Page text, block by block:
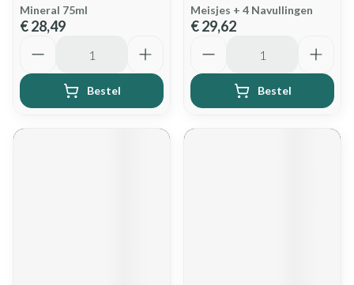
Mineral 75ml
€ 28,49
Bestel
Meisjes + 4 Navullingen
€ 29,62
Bestel